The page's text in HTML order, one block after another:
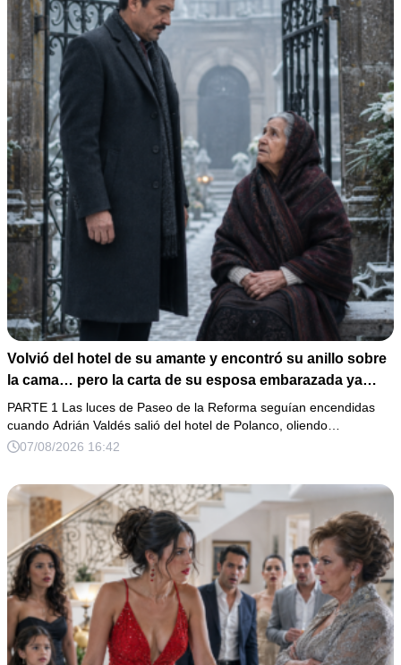
Volvió del hotel de su amante y encontró su anillo sobre
la cama… pero la carta de su esposa embarazada ya
había puesto en marcha su ruina
PARTE 1 Las luces de Paseo de la Reforma seguían encendidas
cuando Adrián Valdés salió del hotel de Polanco, oliendo…
07/08/2026 16:42